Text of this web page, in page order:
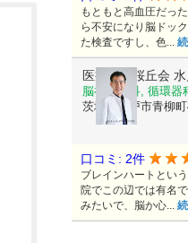
もともと高血圧だっ
ら不安になり脳ドッ
た検査ですし、色...
医療法人桜丘会
脳神経外科, 循環器
茨城県水戸市青柳
口コミ: 2件
ブレインハートとい
院でこの辺では有名
みたいで、脳か心...